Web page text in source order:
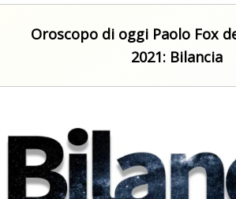
Oroscopo di oggi Paolo Fox
2021: Bilancia